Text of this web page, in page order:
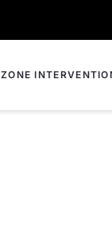
ZONE